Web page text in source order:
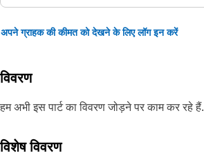
अपने ग्राहक की कीमत को देखने के लिए लॉग इन करें
विवरण
हम अभी इस पार्ट का विवरण जोड़ने पर काम कर रहे हैं.
विशेष विवरण